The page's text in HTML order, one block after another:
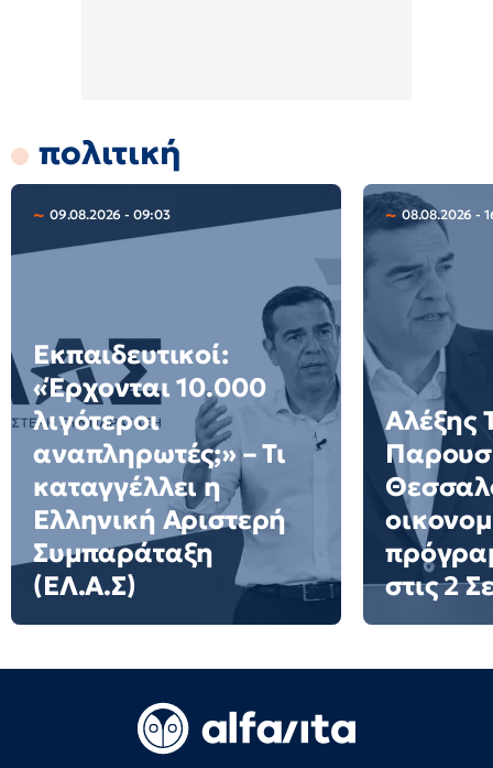
πολιτική
09.08.2026 - 09:03
Εκπαιδευτικοί:
«Έρχονται 10.000
λιγότεροι
αναπληρωτές;» – Τι
καταγγέλλει η
Ελληνική Αριστερή
Συμπαράταξη
(ΕΛ.Α.Σ)
08.08.2026 -
Αλέξης
στις 2